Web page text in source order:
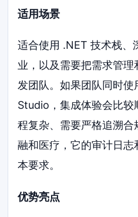
适用场景
适合使用 .NET 技术栈、
业，以及需要把需求管
发团队。如果团队同时
Studio，集成体验会比较
程复杂、需要严格追溯
融和医疗，它的审计日
本要求。
优势亮点